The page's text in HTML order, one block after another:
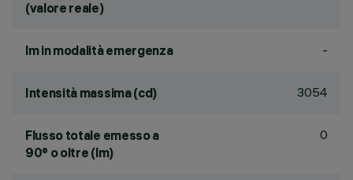
(valore reale)
lm in modalità emergenza -
Intensità massima (cd) 3054
Flusso totale emesso a
90° o oltre (lm)
0